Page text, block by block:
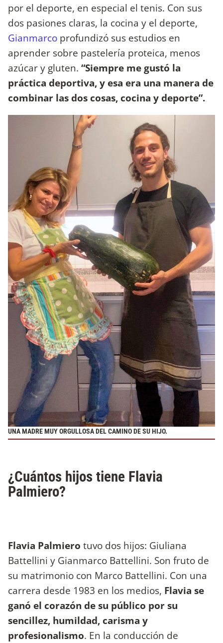
por el deporte, en especial el tenis. Con sus
dos pasiones claras, la cocina y el deporte,
Gianmarco profundizó sus estudios en
aprender sobre pastelería proteica, menos
azúcar y gluten. “Siempre me gustó la
práctica deportiva, y esa era una manera de
combinar las dos cosas, cocina y deporte”.
UNA MADRE MUY ORGULLOSA DEL CAMINO DE SU HIJO.
¿Cuántos hijos tiene Flavia
Palmiero?
Flavia Palmiero tuvo dos hijos: Giuliana
Battellini y Gianmarco Battellini. Son fruto de
su matrimonio con Marco Battellini. Con una
carrera desde 1983 en los medios, Flavia se
ganó el corazón de su público por su
sencillez, humildad, carisma y
profesionalismo. En la conducción de